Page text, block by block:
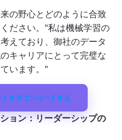
の野心とどのように合致
ださい。"私は機械学習の
えており、御社のデータ
キャリアにとって完璧な
います。"
をダウンロードする
ョン：リーダーシップの